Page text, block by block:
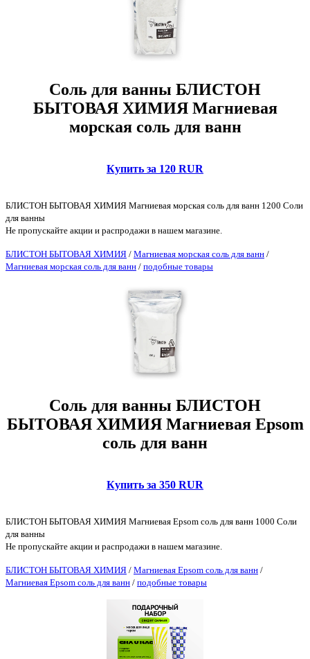
Соль для ванны БЛИСТОН
БЫТОВАЯ ХИМИЯ Магниевая
морская соль для ванн
Купить за 120 RUR
БЛИСТОН БЫТОВАЯ ХИМИЯ Магниевая морская соль для ванн 1200 Соли
для ванны
Не пропускайте акции и распродажи в нашем магазине.
БЛИСТОН БЫТОВАЯ ХИМИЯ / Магниевая морская соль для ванн /
Магниевая морская соль для ванн / подобные товары
Соль для ванны БЛИСТОН
БЫТОВАЯ ХИМИЯ Магниевая Epsom
соль для ванн
Купить за 350 RUR
БЛИСТОН БЫТОВАЯ ХИМИЯ Магниевая Epsom соль для ванн 1000 Соли
для ванны
Не пропускайте акции и распродажи в нашем магазине.
БЛИСТОН БЫТОВАЯ ХИМИЯ / Магниевая Epsom соль для ванн /
Магниевая Epsom соль для ванн / подобные товары